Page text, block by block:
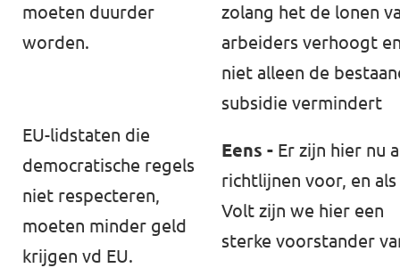
moeten duurder
worden.
zolang het de lonen
arbeiders verhoogt
niet alleen de
subsidie vermindert
⁠EU-lidstaten⁠ die
⁠democratische regels⁠
niet respecteren,
moeten minder geld
krijgen vd EU.
Eens - Er zijn hier nu
richtlijnen voor, en als
Volt zijn we hier een
sterke voorstander